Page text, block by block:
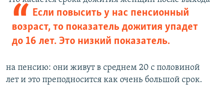
Если повысить у нас пенсионный
возраст, то показатель дожития упадет
до 16 лет. Это низкий показатель.
на пенсию: они живут в среднем 20 с половиной
лет и это преподносится как очень большой срок.